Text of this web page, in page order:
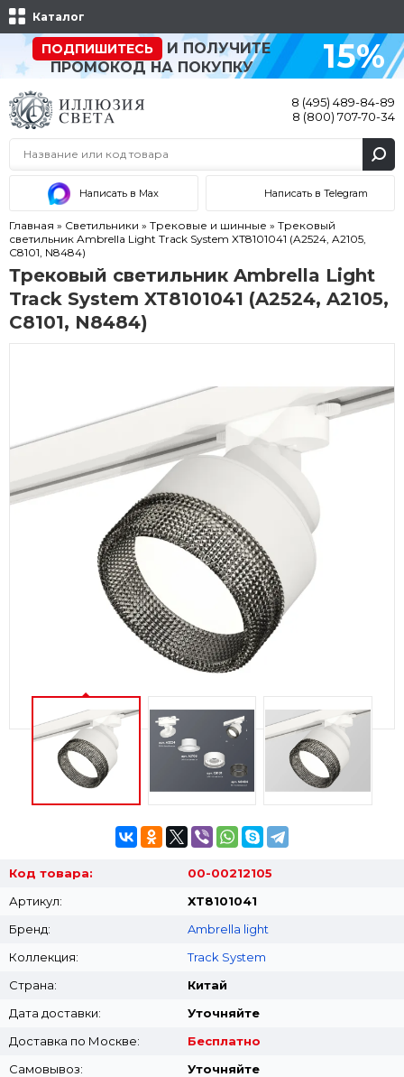
Каталог
ПОДПИШИТЕСЬ
И ПОЛУЧИТЕ
ПРОМОКОД НА ПОКУПКУ
15%
8 (495) 489-84-89
8 (800) 707-70-34
Написать в Max Написать в Telegram
Главная » Светильники » Трековые и шинные » Трековый
светильник Ambrella Light Track System XT8101041 (A2524, A2105,
C8101, N8484)
Трековый светильник Ambrella Light
Track System XT8101041 (A2524, A2105,
C8101, N8484)
Код товара:
00-00212105
Артикул:
XT8101041
Бренд:
Ambrella light
Коллекция:
Track System
Страна:
Китай
Дата доставки:
Уточняйте
Доставка по Москве:
Бесплатно
Самовывоз:
Уточняйте